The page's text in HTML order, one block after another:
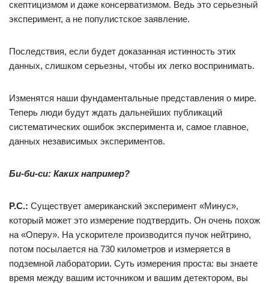
скептицизмом и даже консерватизмом. Ведь это серьезный
эксперимент, а не популистское заявление.
Последствия, если будет доказанная истинность этих
данных, слишком серьезны, чтобы их легко воспринимать.
Изменятся наши фундаментальные представления о мире.
Теперь люди будут ждать дальнейших публикаций
систематических ошибок эксперимента и, самое главное,
данных независимых экспериментов.
Би-би-си: Каких например?
Р.С.: Существует американский эксперимент «Минус»,
который может это измерение подтвердить. Он очень похож
на «Оперу». На ускорителе производится пучок нейтрино,
потом посылается на 730 километров и измеряется в
подземной лаборатории. Суть измерения проста: вы знаете
время между вашим источником и вашим детектором, вы